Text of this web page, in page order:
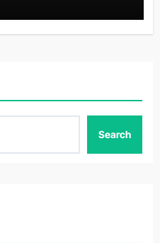
Search